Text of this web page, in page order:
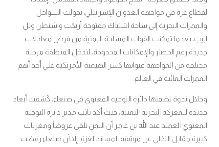
لقطاع غزة في مواجهة العدوان الإسرائيلي، تحولت السواحل
والممرات البحرية إلى ساحة اشتباك مفتوحة أربكت واشنطن وتل
أبيب، بعدما تمكنت القوات المسلحة اليمنية من فرض معادلات
جديدة رغم الحصار والإمكانات المحدودة، لتدخل المنطقة مرحلة
مختلفة من المواجهة عنوانها كسر الهيمنة الأمريكية على أحد أهم
الممرات المائية في العالم.
وخلال ندوة نظمتها دائرة التوجيه المعنوي في صنعاء، كُشفت أبعاد
جديدة للمعركة البحرية اليمنية، حيث أكد نائب مدير دائرة التوجيه
المعنوي العميد عبد الله بن عامر أن اليمن تلقى عروضاً ومغريات
كبيرة مقابل التخلي عن موقفه المساند لغزة، إلا أن صنعاء رفضت